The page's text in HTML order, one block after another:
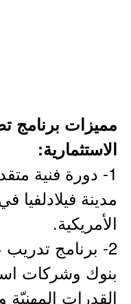
مميزات برنامج
الاستثمارية:
1- دورة فنية
مدينة فيلادلفيا
الأمريكية.
2- برنامج
بنوك وشركات
القدرات